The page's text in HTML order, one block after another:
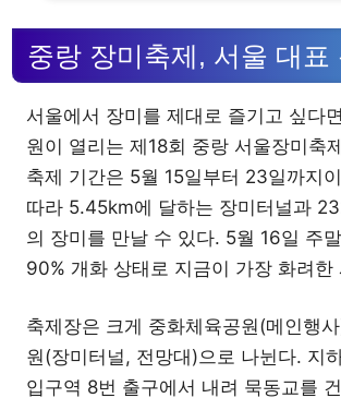
중랑 장미축제, 서울 대표
서울에서 장미를 제대로 즐기고 싶다
원이 열리는 제18회 중랑 서울장미축
축제 기간은 5월 15일부터 23일까지
따라 5.45km에 달하는 장미터널과
의 장미를 만날 수 있다. 5월 16일 주
90% 개화 상태로 지금이 가장 화려한
축제장은 크게 중화체육공원(메인행
원(장미터널, 전망대)으로 나뉜다. 지
입구역 8번 출구에서 내려 묵동교를